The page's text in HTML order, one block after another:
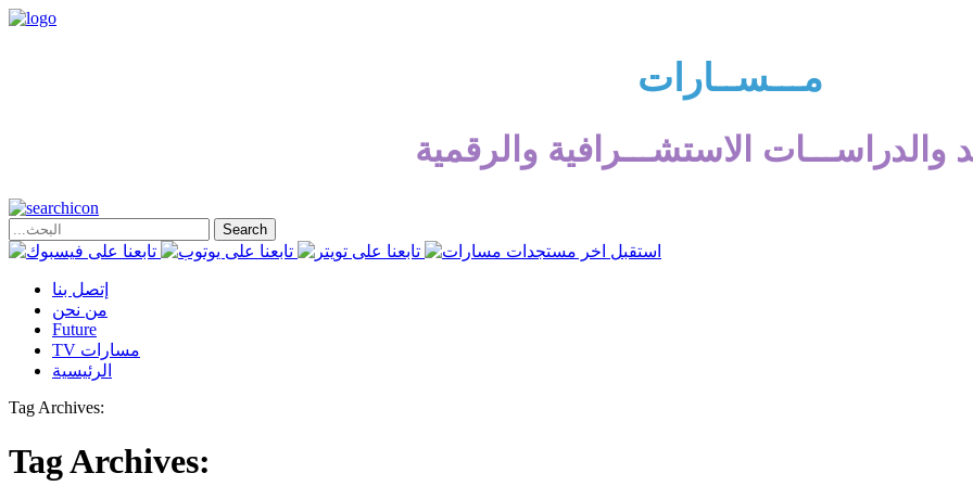
مـــســارات
والدراســـات الاستشـــرافية والرقمية
إتصل بنا
من نحن
Future
TV مسارات
الرئيسية
Tag Archives:
Tag Archives: